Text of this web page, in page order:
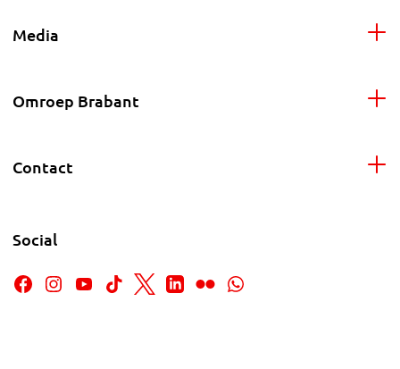
Media
Omroep Brabant
Contact
Social